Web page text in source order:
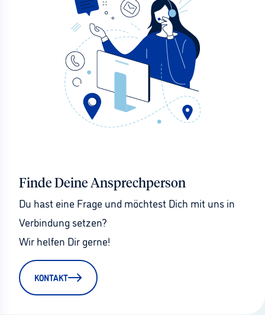
Finde Deine Ansprechperson
Du hast eine Frage und möchtest Dich mit uns in
Verbindung setzen?
Wir helfen Dir gerne!
KONTAKT